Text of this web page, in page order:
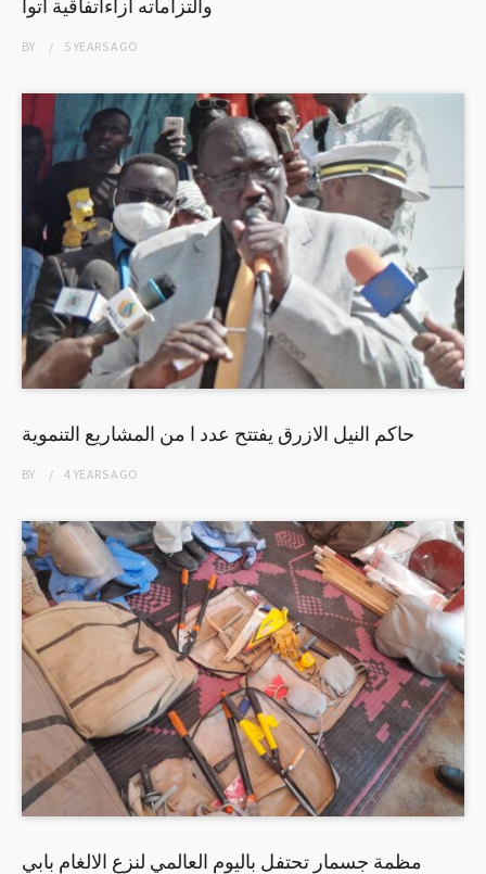
والتزاماته ازاءاتفاقية اتوا
BY 5 YEARSAGO
حاكم النيل الازرق يفتتح عدد ا من المشاريع التنموية
BY 4 YEARSAGO
مظمة جسمار تحتفل باليوم العالمي لنزع الالغام بابي